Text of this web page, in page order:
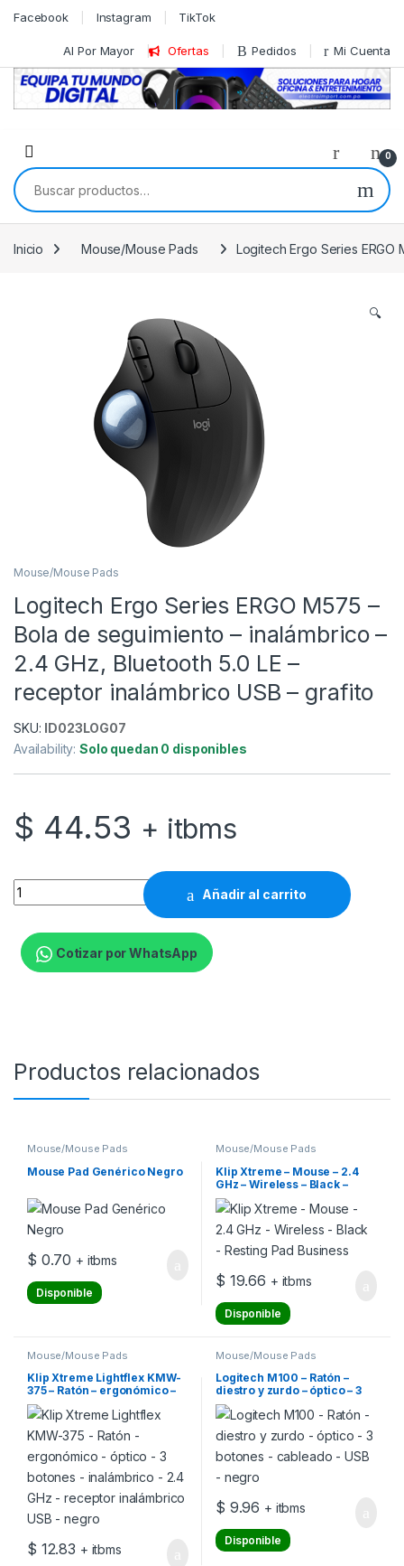
Skip to navigation
Skip to content
Facebook Instagram TikTok
Al Por Mayor Ofertas Pedidos Mi Cuenta
0
Buscar por:
Inicio Mouse/Mouse Pads Logitech Ergo Series ERGO
🔍
Mouse/Mouse Pads
Logitech Ergo Series ERGO M575 –
Bola de seguimiento – inalámbrico –
2.4 GHz, Bluetooth 5.0 LE –
receptor inalámbrico USB – grafito
SKU: ID023LOG07
Availability:Solo quedan 0 disponibles
$ 44.53 + itbms
Logitech Ergo Series ERGO M575 - Bola de seguimiento -
Añadir al carrito
Cotizar por WhatsApp
Productos relacionados
Mouse/Mouse Pads
Mouse Pad Genérico Negro
$ 0.70 + itbms
Disponible
Mouse/Mouse Pads
Klip Xtreme – Mouse – 2.4
GHz – Wireless – Black –
Resting Pad Business
$ 19.66 + itbms
Disponible
Mouse/Mouse Pads
Klip Xtreme Lightflex KMW-
375 – Ratón – ergonómico –
óptico – 3 botones –
inalámbrico – 2.4 GHz –
receptor inalámbrico USB –
negro
$ 12.83 + itbms
Mouse/Mouse Pads
Logitech M100 – Ratón –
diestro y zurdo – óptico – 3
botones – cableado – USB –
negro
$ 9.96 + itbms
Disponible